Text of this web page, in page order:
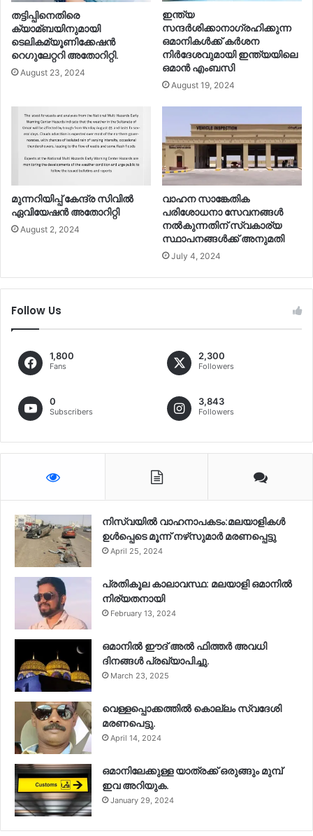
തട്ടിപ്പിനെതിരെ
ക്യാമ്ബയിനുമായി
ടെലികമ്യൂണിക്കേഷൻ
റെഗുലേറ്ററി അതോറിറ്റി.
August 23, 2024
ഇന്ത്യ
സന്ദര്‍ശിക്കാനാഗ്രഹിക്കുന്ന
ഒമാനികള്‍ക്ക് കര്‍ശന
നിര്‍ദേശവുമായി ഇന്ത്യയിലെ
ഒമാൻ എംബസി
August 19, 2024
മുന്നറിയിപ്പ് കേന്ദ്ര സിവിൽ
ഏവിയേഷൻ അതോറിറ്റി
August 2, 2024
വാഹന സാങ്കേതിക
പരിശോധനാ സേവനങ്ങള്‍
നല്‍കുന്നതിന് സ്വകാര്യ
സ്ഥാപനങ്ങള്‍ക്ക് അനുമതി
July 4, 2024
Follow Us
1,800
Fans
2,300
Followers
0
Subscribers
3,843
Followers
നിസ്‌വയിൽ വാഹനാപകടം:മലയാളികള്‍
ഉള്‍പ്പെടെ മൂന്ന് നഴ്‌സുമാര്‍ മരണപ്പെട്ടു
April 25, 2024
പ്രതികൂല കാലാവസ്ഥ: മലയാളി ഒമാനിൽ
നിര്യതനായി
February 13, 2024
ഒമാനിൽ ഈദ് അൽ ഫിത്തർ അവധി
ദിനങ്ങൾ പ്രഖ്യാപിച്ചു.
March 23, 2025
വെള്ളപ്പൊക്കത്തിൽ കൊല്ലം സ്വദേശി
മരണപെട്ടു.
April 14, 2024
ഒമാനിലേക്കുള്ള യാത്രക്ക് ഒരുങ്ങും മുമ്പ്
ഇവ അറിയുക.
January 29, 2024